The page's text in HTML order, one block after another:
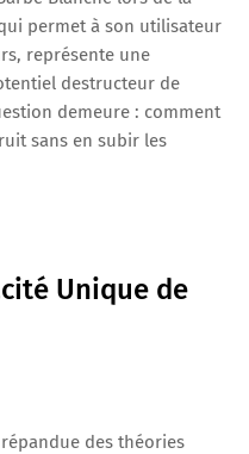
permet à son utilisateur
représente une
destructeur de
demeure : comment
sans en subir les
Unique de
des théories